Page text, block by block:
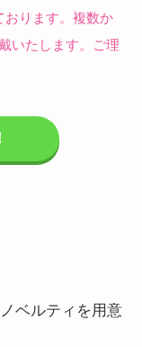
ります。複数か
いたします。ご理
ベルティを用意